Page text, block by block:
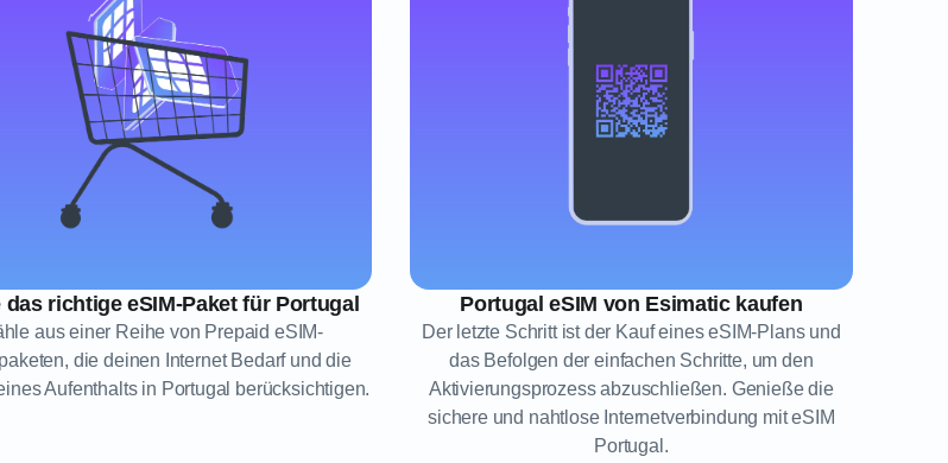
das richtige eSIM-Paket für Portugal
aus einer Reihe von Prepaid eSIM-
die deinen Internet Bedarf und die
Aufenthalts in Portugal berücksichtigen.
Portugal eSIM von Esimatic kaufen
Der letzte Schritt ist der Kauf eines eSIM-Plans und
das Befolgen der einfachen Schritte, um den
Aktivierungsprozess abzuschließen. Genieße die
sichere und nahtlose Internetverbindung mit eSIM
Portugal.